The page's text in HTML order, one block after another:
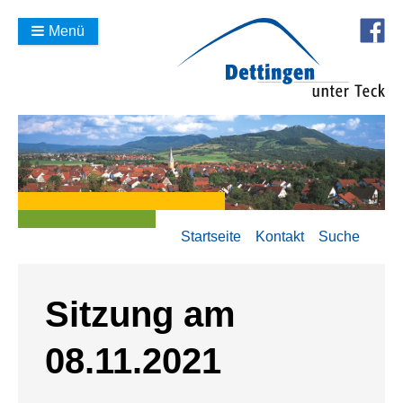
Menü
Startseite Kontakt Suche
Sitzung am
08.11.2021